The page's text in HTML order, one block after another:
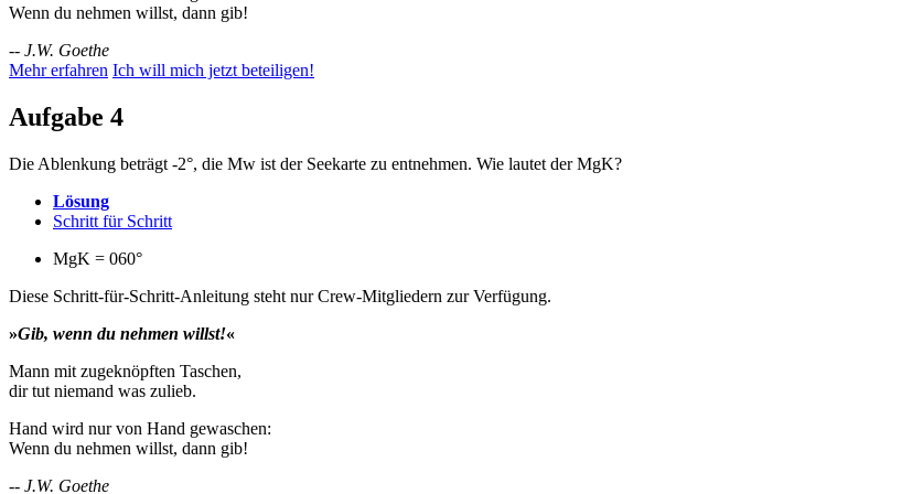
Wenn du nehmen willst, dann gib!
-- J.W. Goethe
Mehr erfahren Ich will mich jetzt beteiligen!
Aufgabe 4
Die Ablenkung beträgt -2°, die Mw ist der Seekarte zu entnehmen. Wie lautet der MgK?
Lösung
Schritt für Schritt
MgK = 060°
Diese Schritt-für-Schritt-Anleitung steht nur Crew-Mitgliedern zur Verfügung.
»Gib, wenn du nehmen willst!«
Mann mit zugeknöpften Taschen,
dir tut niemand was zulieb.
Hand wird nur von Hand gewaschen:
Wenn du nehmen willst, dann gib!
-- J.W. Goethe